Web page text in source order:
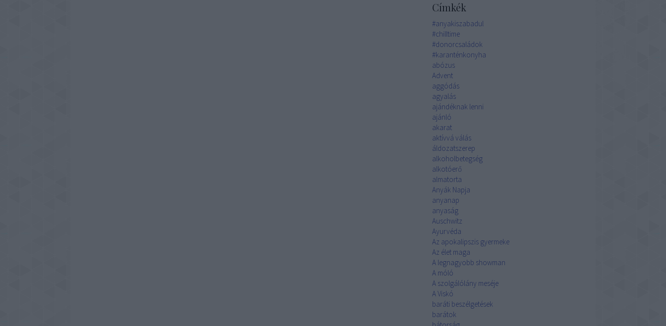
Címkék
#anyakiszabadul
#chilltime
#donorcsaládok
#karanténkonyha
abózus
Advent
aggódás
agyalás
ajándéknak lenni
ajánló
akarat
aktívvá válás
áldozatszerep
alkoholbetegség
alkotóerő
almatorta
Anyák Napja
anyanap
anyaság
Auschwitz
Ayurvéda
Az apokalipszis gyermeke
Az élet maga
A legnagyobb showman
A móló
A szolgálólány meséje
A Viskó
baráti beszélgetések
barátok